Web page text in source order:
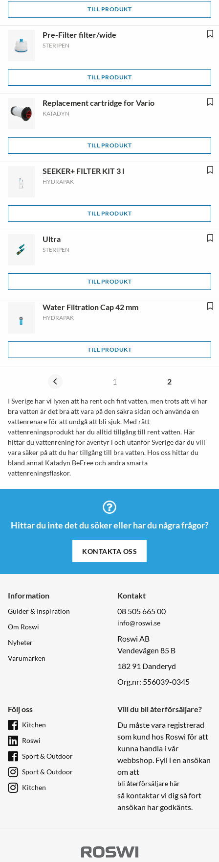
TILL PRODUKT
Pre-Filter filter/wide
STERIPEN
TILL PRODUKT
Replacement cartridge for Vario
KATADYN
TILL PRODUKT
SEEKER+ FILTER KIT 3 l
HYDRAPAK
TILL PRODUKT
Ultra
STERIPEN
TILL PRODUKT
Water Filtration Cap 42 mm
HYDRAPAK
TILL PRODUKT
1 2
I Sverige har vi lyxen att ha rent och fint vatten, men trots att vi har
bra vatten är det bra att vara på den säkra sidan och använda en
vattenrenare för att undgå att bli sjuk. Med rätt
vattenreningsprodukt har du alltid tillgång till rent vatten. Här
hittar du vattenrening för äventyr i och utanför Sverige där du vill
vara säker på att du har tillgång till bra vatten. Hos oss hittar du
bland annat Katadyn BeFree och andra smarta
vattenreningsflaskor.
Hittar du inte det du söker eller har du några frågor?
KONTAKTA OSS
Information
Guider & Inspiration
Om Roswi
Nyheter
Varumärken
Kontakt
08 505 665 00
info@roswi.se
Roswi AB
Vendevägen 85 B
182 91 Danderyd
Org.nr: 556039-0345
Följ oss
Kitchen
Roswi
Sport & Outdoor
Sport & Outdoor
Kitchen
Vill du bli återförsäljare?
Du måste vara registrerad
som kund hos Roswi för att
kunna handla i vår
webbshop. Fyll i en ansökan
om att
bli återförsäljare här
så kontaktar vi dig så fort
ansökan har godkänts.